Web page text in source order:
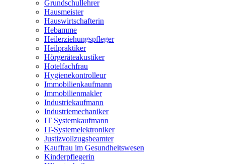
Grundschullehrer
Hausmeister
Hauswirtschafterin
Hebamme
Heilerziehungspfleger
Heilpraktiker
Hörgeräteakustiker
Hotelfachfrau
Hygienekontrolleur
Immobilienkaufmann
Immobilienmakler
Industriekaufmann
Industriemechaniker
IT Systemkaufmann
IT-Systemelektroniker
Justizvollzugsbeamter
Kauffrau im Gesundheitswesen
Kinderpflegerin